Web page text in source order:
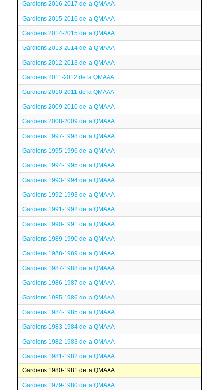
Gardiens 2016-2017 de la QMAAA
Gardiens 2015-2016 de la QMAAA
Gardiens 2014-2015 de la QMAAA
Gardiens 2013-2014 de la QMAAA
Gardiens 2012-2013 de la QMAAA
Gardiens 2011-2012 de la QMAAA
Gardiens 2010-2011 de la QMAAA
Gardiens 2009-2010 de la QMAAA
Gardiens 2008-2009 de la QMAAA
Gardiens 1997-1998 de la QMAAA
Gardiens 1995-1996 de la QMAAA
Gardiens 1994-1995 de la QMAAA
Gardiens 1993-1994 de la QMAAA
Gardiens 1992-1993 de la QMAAA
Gardiens 1991-1992 de la QMAAA
Gardiens 1990-1991 de la QMAAA
Gardiens 1989-1990 de la QMAAA
Gardiens 1988-1989 de la QMAAA
Gardiens 1987-1988 de la QMAAA
Gardiens 1986-1987 de la QMAAA
Gardiens 1985-1986 de la QMAAA
Gardiens 1984-1985 de la QMAAA
Gardiens 1983-1984 de la QMAAA
Gardiens 1982-1983 de la QMAAA
Gardiens 1981-1982 de la QMAAA
Gardiens 1980-1981 de la QMAAA
Gardiens 1979-1980 de la QMAAA